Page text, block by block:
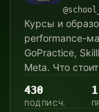
Курсы и
performance-
GoPractice,
Meta. Что
430
ПОДПИСЧ.
1